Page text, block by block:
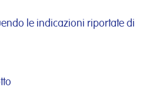
le indicazioni riportate di